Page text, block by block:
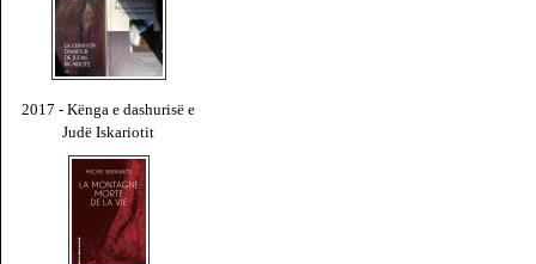
2017 - Kënga e dashurisë e
Judë Iskariotit